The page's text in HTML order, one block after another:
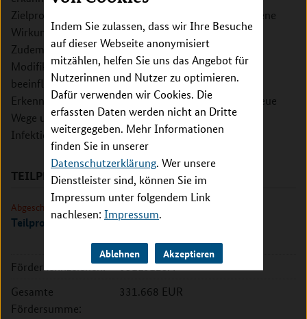
Indem Sie zulassen, dass wir Ihre Besuche
auf dieser Webseite anonymisiert
mitzählen, helfen Sie uns das Angebot für
Nutzerinnen und Nutzer zu optimieren.
Dafür verwenden wir Cookies. Die
erfassten Daten werden nicht an Dritte
weitergegeben. Mehr Informationen
finden Sie in unserer
Datenschutzerklärung. Wer unsere
Dienstleister sind, können Sie im
Impressum unter folgendem Link
nachlesen: Impressum.
Ablehnen Akzeptieren
Zielproteine zu identifizieren und so die anti-pathogene
Wirkung des ISG15-Proteins molekular aufzuklären.
Zudem soll untersucht werden, inwieweit dieses
Modifikationssystem durch chemische Substanzen
beeinflusst werden kann. Mit den gewonnenen
Erkenntnissen wäre es dann möglich, vollkommen neue
Wege und Therapien bei der Bekämpfung von
Infektionskrankheiten zu entwickeln.
TEILPROJEKTE
Abgeschlossen
Teilprojekt Freiburg
Förderkennzeichen:
031L0123A
Gesamte
Fördersumme:
331.668 EUR